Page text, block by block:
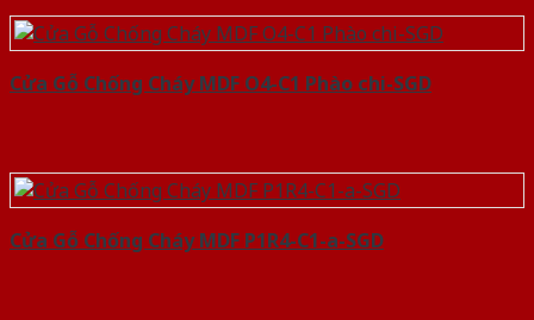
Cửa Gỗ Chống Cháy MDF O4-C1 Phào chi-SGD
Cửa Gỗ Chống Cháy MDF P1R4-C1-a-SGD